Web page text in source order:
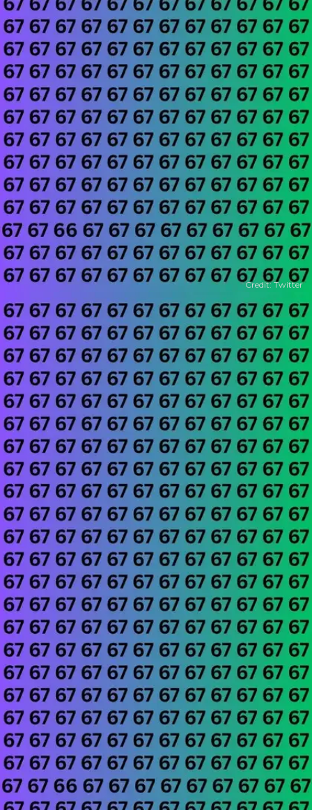
​तस्वीर में लगी है 67 की भीड़​
इस तस्वीर में आपको गणित के अंक 67 की भीड़ दिखाई दे रही
होगी।
Credit: Twitter
खुल रहा है https://www.timesnowhindi.com/web-stories/viral/optical-illusion-where-is-25-hidden-in-crowd-of-52-if-you-have-guts-then-find/photostory/152173200.cms